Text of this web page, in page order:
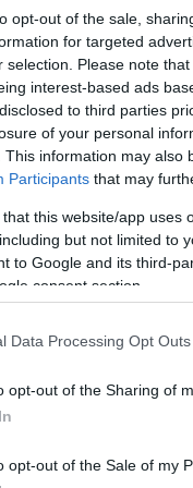
opt-out of the sale,
for targeted
selection. Please note
interest-based ads
to third parties
of your personal
This information may also
Participants that may
that this website/app
but not limited to
to Google and its third-
consent section.
Data Processing Opt Outs
opt-out of the Sharing of
opt-out of the Sale of my
MotoGP
Yamaha, de
miatt
MotoGP